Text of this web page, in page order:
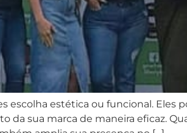
estética ou funcional. Eles
sua marca de maneira eficaz.